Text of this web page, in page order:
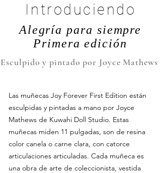
Introduciendo
Alegría para siempre
Primera edición
Esculpido y pintado por Joyce Mathews
Las muñecas Joy Forever First Edition están
esculpidas y pintadas a mano por Joyce
Mathews de Kuwahi Doll Studio. Estas
muñecas miden 11 pulgadas, son de resina
color canela o carne clara, con catorce
articulaciones articuladas. Cada muñeca es
una obra de arte de coleccionista, vestida